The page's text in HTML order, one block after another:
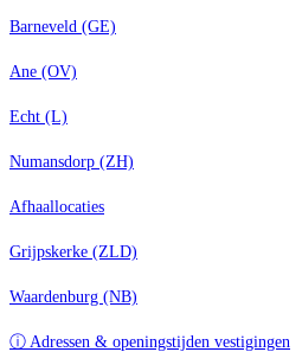
Barneveld (GE)
Ane (OV)
Echt (L)
Numansdorp (ZH)
Afhaallocaties
Grijpskerke (ZLD)
Waardenburg (NB)
ⓘ Adressen & openingstijden vestigingen